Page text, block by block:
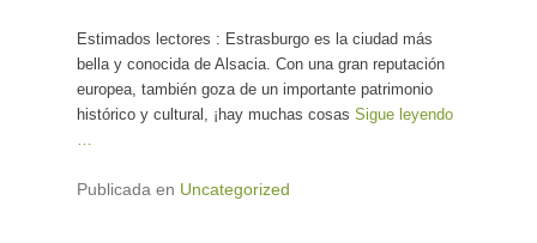
Estimados lectores : Estrasburgo es la ciudad más
bella y conocida de Alsacia. Con una gran reputación
europea, también goza de un importante patrimonio
histórico y cultural, ¡hay muchas cosas Sigue leyendo
…
Publicada en Uncategorized